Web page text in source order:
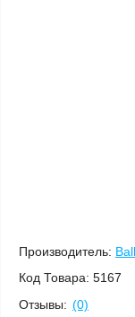
Производитель:
Код Товара: 5167
Отзывы: (0)